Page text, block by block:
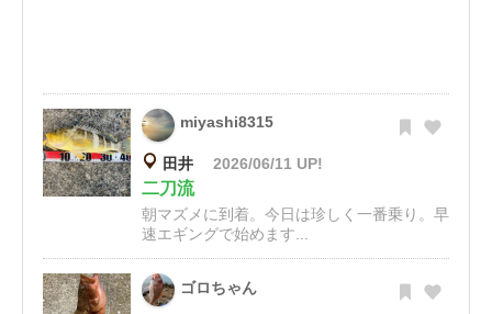
miyashi8315
田井 2026/06/11 UP!
二刀流
朝マズメに到着。今日は珍しく一番乗り。早
速エギングで始めます...
ゴロちゃん